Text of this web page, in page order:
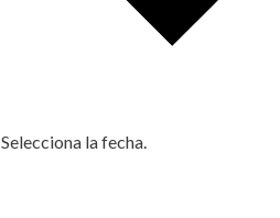
Selecciona la fecha.